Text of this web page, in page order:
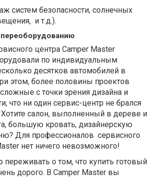
систем безопасности, солнечных
и т.д.).
центра Camper Master
по индивидуальным
десятков автомобилей в
этом, более половины проектов
с точки зрения дизайна и
что ни один сервис-центр не брался
Хотите салон, выполненный в дереве и
большую кровать, дизайнерскую
Для профессионалов сервисного
нет ничего невозможного!
переживать о том, что купить готовый
дорого. В Camper Master вы